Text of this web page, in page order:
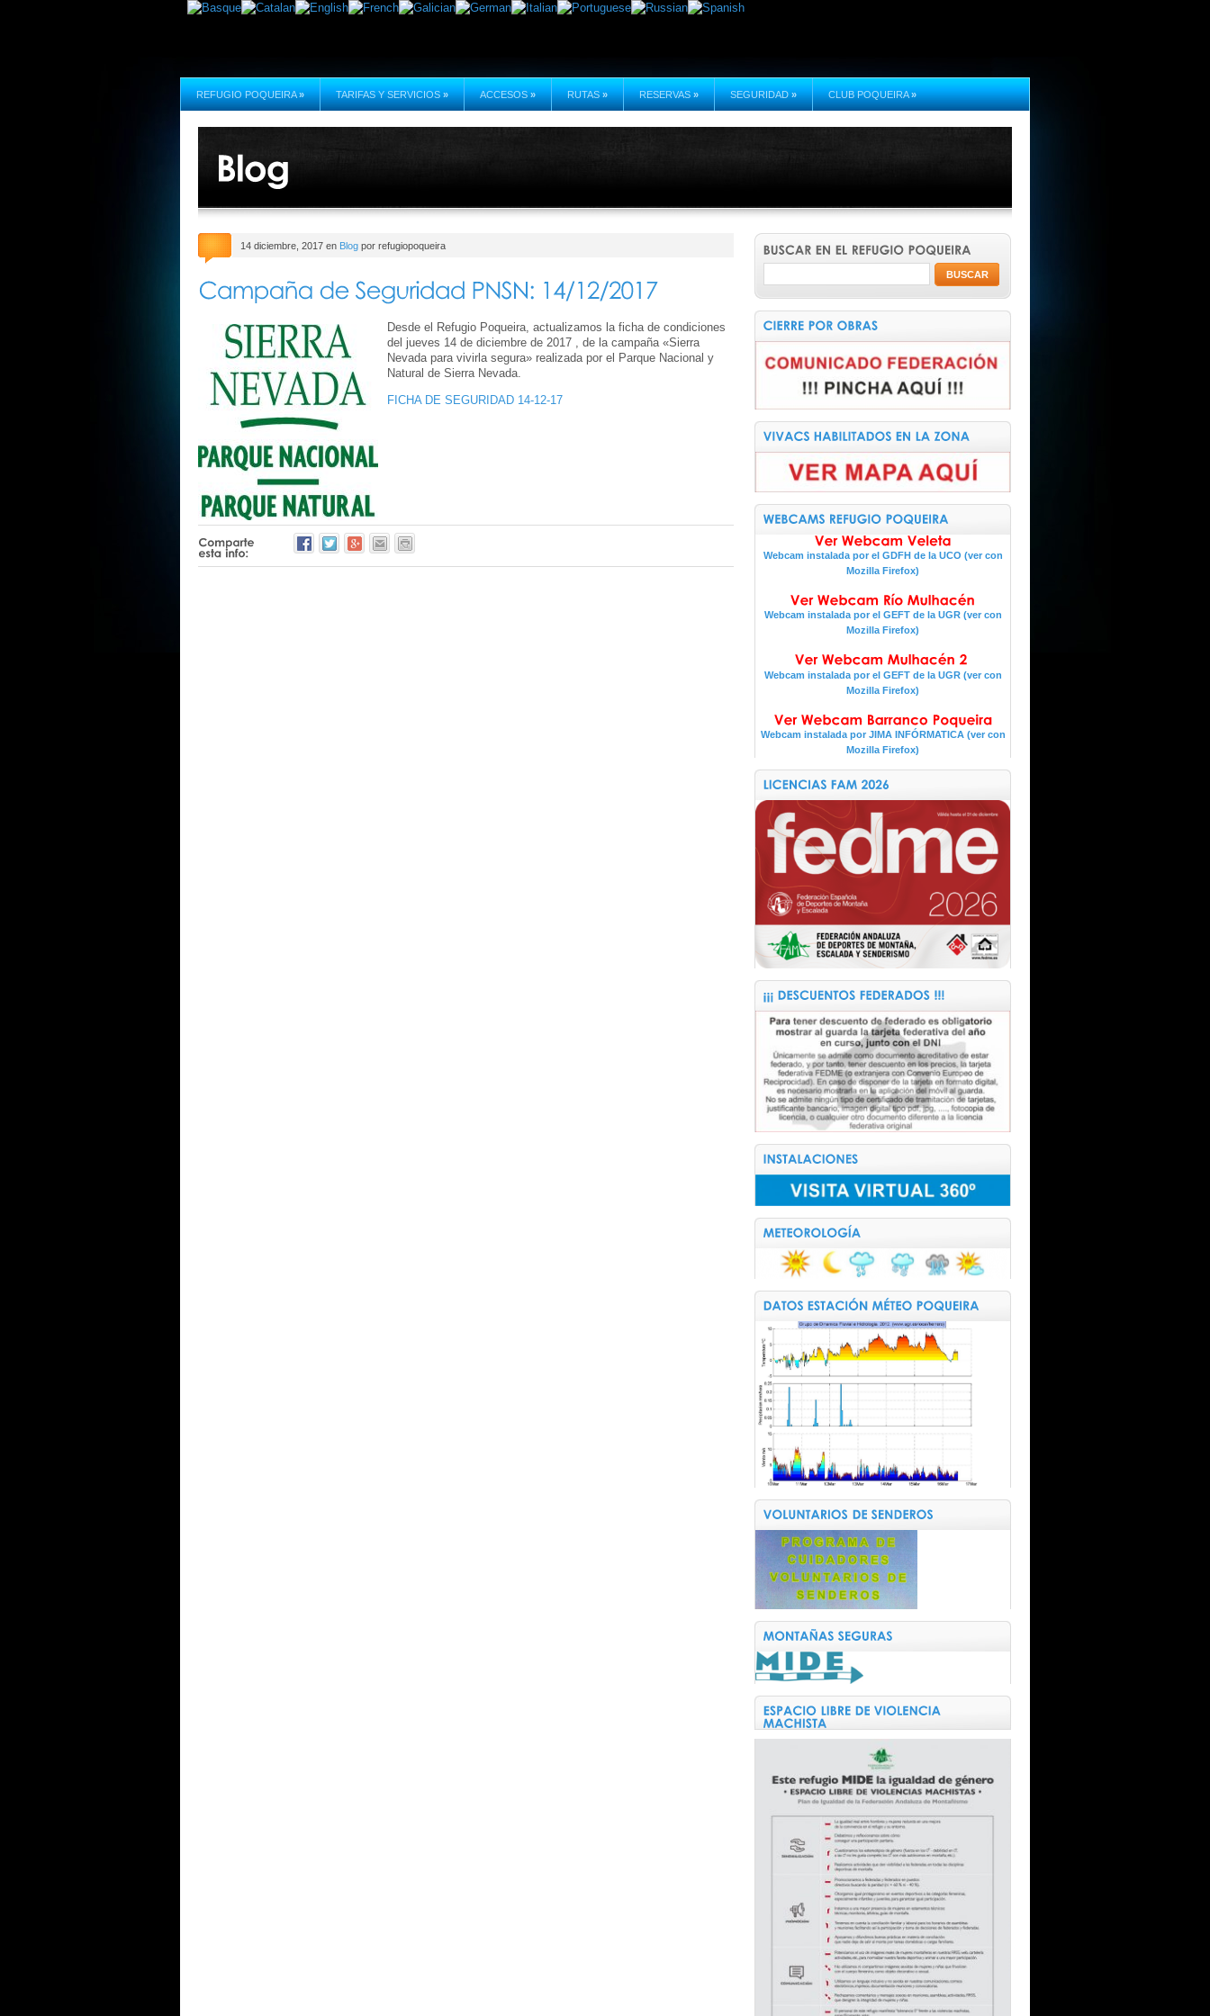
REFUGIO POQUEIRA » TARIFAS Y SERVICIOS » ACCESOS » RUTAS » RESERVAS » SEGURIDAD » CLUB POQUEIRA »
14 diciembre, 2017 en Blog por refugiopoqueira
Desde el Refugio Poqueira, actualizamos la ficha de condiciones
del jueves 14 de diciembre de 2017 , de la campaña «Sierra
Nevada para vivirla segura» realizada por el Parque Nacional y
Natural de Sierra Nevada.
FICHA DE SEGURIDAD 14-12-17
Webcam instalada por el GDFH de la UCO (ver con
Mozilla Firefox)
Webcam instalada por el GEFT de la UGR (ver con
Mozilla Firefox)
Webcam instalada por el GEFT de la UGR (ver con
Mozilla Firefox)
Webcam instalada por JIMA INFÓRMATICA (ver con
Mozilla Firefox)